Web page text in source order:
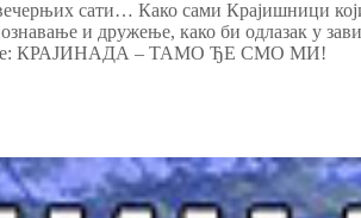
вечерњих сати… Како сами Крајишници
и дружење, како би одлазак у
је: КРАЈИНАДА – ТАМО ЂЕ СМО МИ!